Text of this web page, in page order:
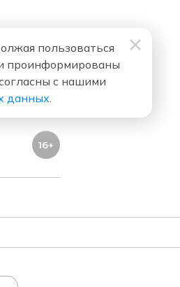
16+
пользоваться
проинформированы
с нашими
данных.